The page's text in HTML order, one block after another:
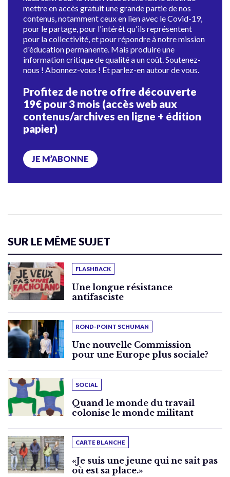
mettre en accès gratuit une grande partie de nos
contenus, notamment ceux en lien avec le Covid-19,
pour le partage, pour l'intérêt qu'ils représentent
pour la collectivité, et pour répondre à notre mission
d'éducation permanente. Mais produire une
information critique de qualité a un coût. Soutenez-
nous ! Abonnez-vous ! Et parlez-en autour de vous.
Profitez de notre offre découverte
19€ pour 3 mois (accès web aux
contenus/archives en ligne + édition
papier)
JE M’ABONNE
SUR LE MÊME SUJET
FLASHBACK
Une longue résistance
antifasciste
ROND-POINT SCHUMAN
Une nouvelle Commission
pour une Europe plus sociale?
SOCIAL
Quand le monde du travail
colonise le monde militant
CARTE BLANCHE
«Je suis une jeune qui ne sait pas
où est sa place.»